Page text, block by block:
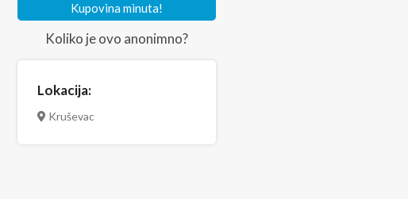
Kupovina minuta!
Koliko je ovo anonimno?
Lokacija:
Kruševac